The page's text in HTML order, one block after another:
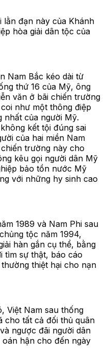
lằn đạn này của Khánh
hòa giải dân tộc của
Nam Bắc kéo dài từ
thứ 16 của Mỹ, ông
văn ở bãi chiến trường
như một thông điệp
nhất của người Mỹ.
kết tội đúng sai
của hai miền Nam
trường này cho
kêu gọi người dân Mỹ
bảo tồn nước Mỹ
với những hy sinh cao
1989 và Nam Phi sau
tộc năm 1994,
hàn gắn cụ thể, bằng
tìm sự thật, báo cáo
thiệt hại cho nạn
Việt Nam sau thống
cho tất cả đối thủ quân
ngược đãi người dân
oán hận cho đến ngày